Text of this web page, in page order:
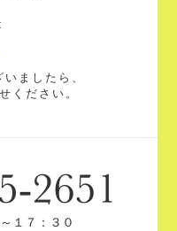
ましたら、
ください。
１７：３０